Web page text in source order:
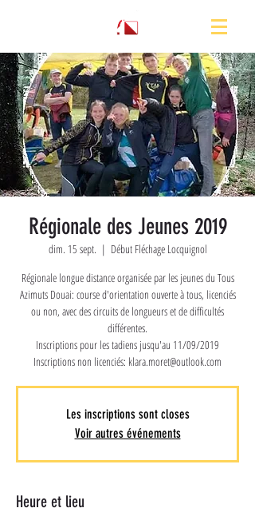
Régionale des Jeunes 2019
dim. 15 sept.
  |
Début Fléchage Locquignol
Régionale longue distance organisée par les jeunes du Tous
Azimuts Douai: course d'orientation ouverte à tous, licenciés
ou non, avec des circuits de longueurs et de difficultés
différentes.
Inscriptions pour les tadiens jusqu'au 11/09/2019
Inscriptions non licenciés: klara.moret@outlook.com
Les inscriptions sont closes
Voir autres événements
Heure et lieu